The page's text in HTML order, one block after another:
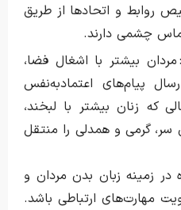
روابط و اتحادها از طریق
چشمی دارند.
بیشتر با اشغال فضا،
پیام‌های اعتمادبه‌نفس
که زنان بیشتر با لبخند،
گرمی و همدلی را منتقل
در زمینه زبان بدن مردان و
مهارت‌های ارتباطی باشد.